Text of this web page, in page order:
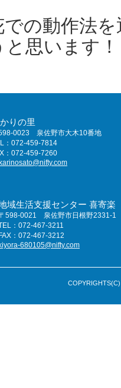
の動作法
と思います
りの里
0023 泉佐野市大木10番地
：072-459-7814
：072-459-7260
域生活支援センター 喜寄楽
598-0021 泉佐野市日根野2331-1
：072-467-3211
FAX：072-467-3212
680105@nifty.com